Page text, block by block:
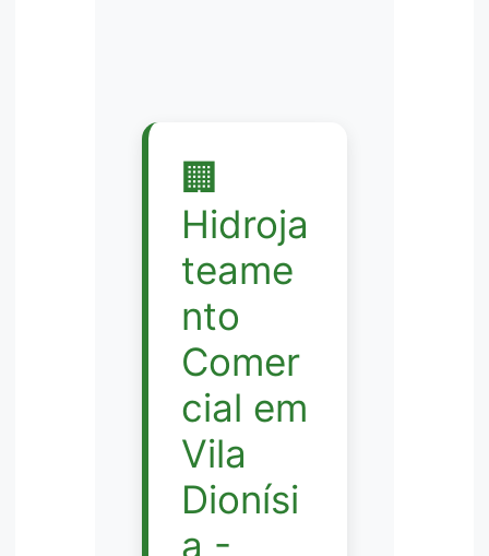
🏢
Hidroja
teame
nto
Comer
cial em
Vila
Dionísi
a -